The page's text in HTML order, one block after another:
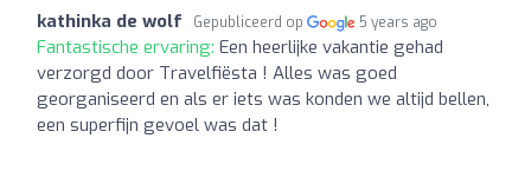
kathinka de wolf Gepubliceerd op 5 years ago
Fantastische ervaring: Een heerlijke vakantie gehad
verzorgd door Travelfiësta ! Alles was goed
georganiseerd en als er iets was konden we altijd bellen,
een superfijn gevoel was dat !